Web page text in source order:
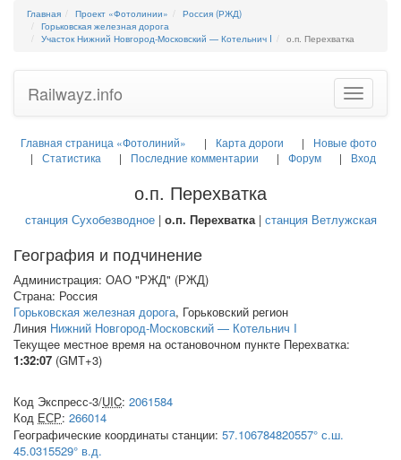
Главная Проект «Фотолинии»
Россия (РЖД)
Горьковская железная дорога
Участок Нижний Новгород-Московский — Котельнич I
о.п. Перехватка
Toggle
Railwayz.info
Главная страница «Фотолиний» Карта дороги
Новые фото
Статистика
Последние комментарии Форум Вход
о.п. Перехватка
станция Сухобезводное| о.п. Перехватка| станция Ветлужская
География и подчинение
Администрация: ОАО "РЖД" (РЖД)
Страна: Россия
Горьковская железная дорога, Горьковский регион
Линия Нижний Новгород-Московский — Котельнич I
Текущее местное время на остановочном пункте Перехватка:
1:32:07 (GMT+3)
Код Экспресс-3/UIC: 2061584
Код ЕСР: 266014
Географические координаты станции: 57.106784820557° с.ш.
45.0315529° в.д.